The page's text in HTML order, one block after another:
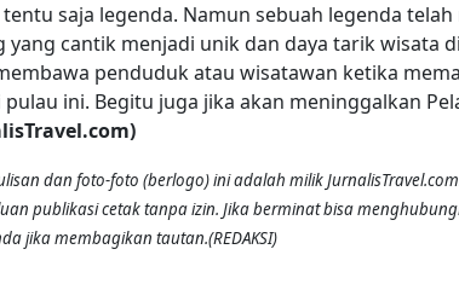
saja legenda. Namun sebuah legenda
yang cantik menjadi unik dan daya tarik wisata
penduduk atau wisatawan ketika
ini. Begitu juga jika akan meninggalkan
dan foto-foto (berlogo) ini adalah milik
publikasi cetak tanpa izin. Jika berminat bisa
jika membagikan tautan.(REDAKSI)